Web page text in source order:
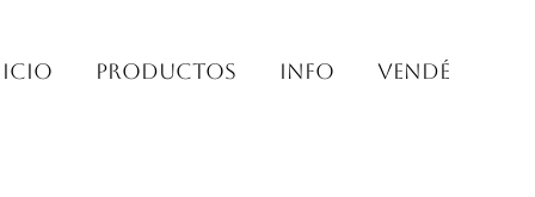
PRODUCTOS INFO VENDÉ